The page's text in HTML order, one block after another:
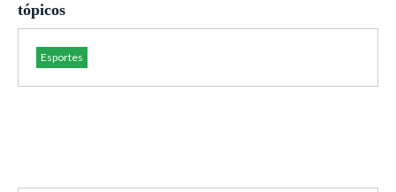
tópicos
Esportes